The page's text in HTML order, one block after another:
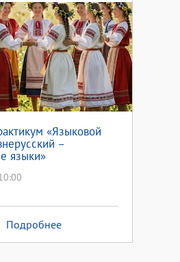
«Языковой
–
языки»
Подробнее